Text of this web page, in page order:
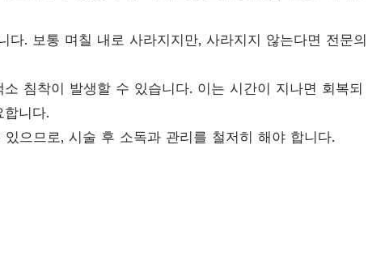
다. 보통 며칠 내로 사라지지만, 사라지지 않는다면 전문의
침착이 발생할 수 있습니다. 이는 시간이 지나면 회복되
니다.
으므로, 시술 후 소독과 관리를 철저히 해야 합니다.